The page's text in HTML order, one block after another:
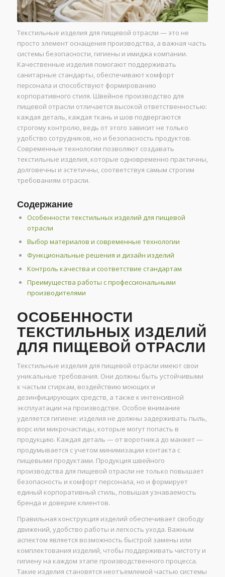
Текстильные изделия для пищевой отрасли — это не
просто элемент оснащения производства, а важная часть
системы безопасности, гигиены и имиджа компании.
Качественные изделия помогают поддерживать
санитарные стандарты, обеспечивают комфорт
персонала и способствуют формированию
корпоративного стиля. Швейное производство для
пищевой отрасли отличается высокой ответственностью:
каждая деталь, каждая ткань и шов подвергаются
строгому контролю, ведь от этого зависит не только
удобство сотрудников, но и безопасность продуктов.
Современные технологии позволяют создавать
текстильные изделия, которые одновременно практичны,
долговечны и эстетичны, соответствуя самым строгим
требованиям отрасли.
Содержание
Особенности текстильных изделий для пищевой
отрасли
Выбор материалов и современные технологии
Функциональные решения и дизайн изделий
Контроль качества и соответствие стандартам
Преимущества работы с профессиональными
производителями
ОСОБЕННОСТИ
ТЕКСТИЛЬНЫХ ИЗДЕЛИЙ
ДЛЯ ПИЩЕВОЙ ОТРАСЛИ
Текстильные изделия для пищевой отрасли имеют свои
уникальные требования. Они должны быть устойчивыми
к частым стиркам, воздействию моющих и
дезинфицирующих средств, а также к интенсивной
эксплуатации на производстве. Особое внимание
уделяется гигиене: изделия не должны задерживать пыль,
ворс или микрочастицы, которые могут попасть в
продукцию. Каждая деталь — от воротника до манжет —
продумывается с учетом минимизации контакта с
пищевыми продуктами. Продукция швейного
производства для пищевой отрасли не только повышает
безопасность и комфорт персонала, но и формирует
единый корпоративный стиль, повышая узнаваемость
бренда и доверие клиентов.
Правильная конструкция изделий обеспечивает свободу
движений, удобство работы и легкость ухода. Важным
аспектом является возможность быстрой замены или
комплектования изделий, чтобы поддерживать чистоту и
гигиену на каждом этапе производственного процесса.
Такие изделия становятся неотъемлемой частью системы